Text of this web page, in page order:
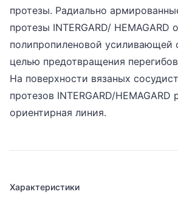
протезы. Радиально
протезы INTERGARD/ HEMAGARD
полипропиленовой усиливающей
целью предотвращения
На поверхности вязаных
протезов INTERGARD/
ориентирная линия.
Характеристики